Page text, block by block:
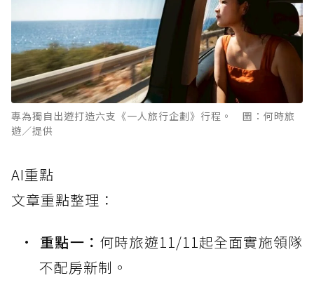
專為獨自出遊打造六支《一人旅行企劃》行程。 圖：何時旅
遊／提供
AI重點
文章重點整理：
重點一： 何時旅遊11/11起全面實施領隊
不配房新制。